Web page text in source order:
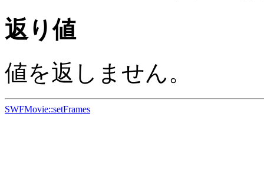
返り値
値を返しません。
SWFMovie::setFrames